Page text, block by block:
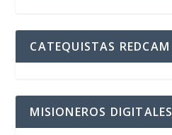
CATEQUISTAS REDCAM
MISIONEROS DIGITALES